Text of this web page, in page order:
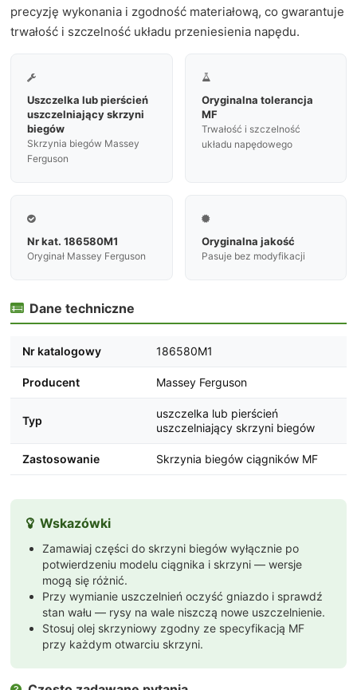
precyzję wykonania i zgodność materiałową, co gwarantuje
trwałość i szczelność układu przeniesienia napędu.

Uszczelka lub pierścień
uszczelniający skrzyni
biegów
Skrzynia biegów Massey
Ferguson

Oryginalna tolerancja
MF
Trwałość i szczelność
układu napędowego

Nr kat. 186580M1
Oryginał Massey Ferguson

Oryginalna jakość
Pasuje bez modyfikacji
 Dane techniczne
Nr katalogowy 186580M1
Producent Massey Ferguson
Typ
uszczelka lub pierścień
uszczelniający skrzyni biegów
Zastosowanie Skrzynia biegów ciągników MF
 Wskazówki
Zamawiaj części do skrzyni biegów wyłącznie po
potwierdzeniu modelu ciągnika i skrzyni — wersje
mogą się różnić.
Przy wymianie uszczelnień oczyść gniazdo i sprawdź
stan wału — rysy na wale niszczą nowe uszczelnienie.
Stosuj olej skrzyniowy zgodny ze specyfikacją MF
przy każdym otwarciu skrzyni.